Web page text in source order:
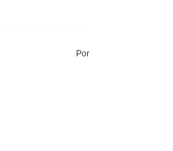
Por